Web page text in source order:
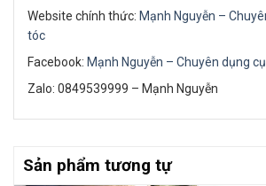
Website chính thức: Mạnh Nguyễn –
tóc
Facebook: Mạnh Nguyễn – Chuyên dụng
Zalo: 0849539999 – Mạnh Nguyễn
Sản phẩm tương tự